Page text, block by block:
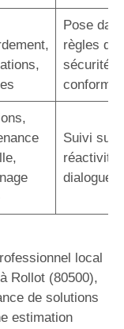
Pose
règles de
sécurité
Suivi sur
réactivité,
dialogue
local
Rollot (80500),
de solutions
estimation